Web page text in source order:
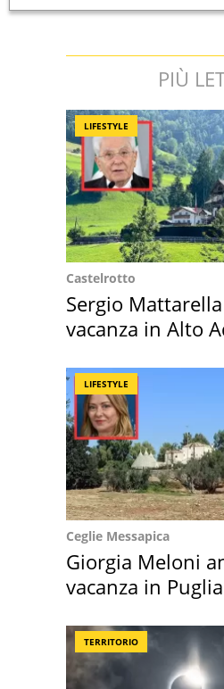
PIÙ
LIFESTYLE
Castelrotto
Sergio
vacanza in Alto
LIFESTYLE
Ceglie Messapica
Giorgia Meloni
vacanza in
TERRITORIO